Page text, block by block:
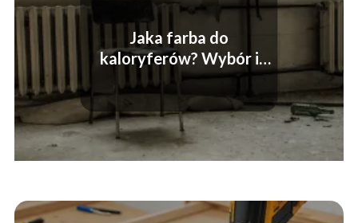
Jaka farba do
kaloryferów? Wybór i
zastosowanie